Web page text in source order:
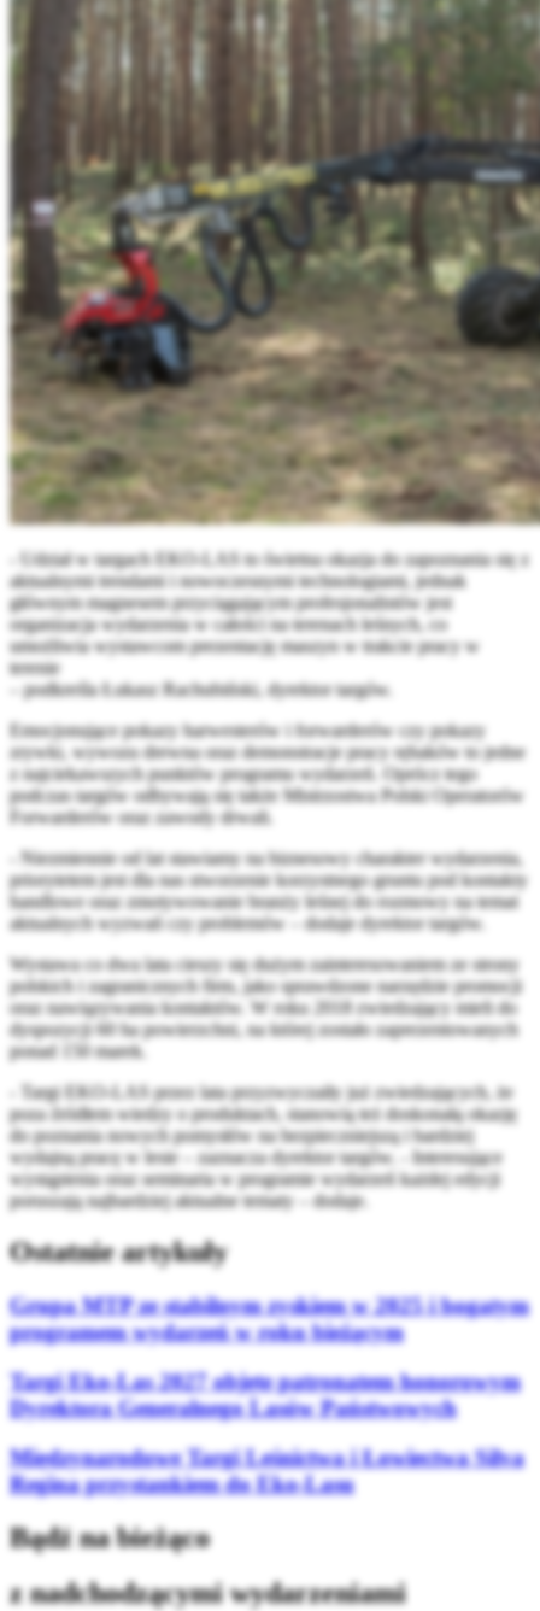
- Udział w targach EKO-LAS to świetna okazja do zapoznania się z
aktualnymi trendami i nowoczesnymi technologiami, jednak
głównym magnesem przyciągającym profesjonalistów jest
organizacja wydarzenia w całości na terenach leśnych, co
umożliwia wystawcom prezentację maszyn w trakcie pracy w
terenie
– podkreśla Łukasz Rachubiński, dyrektor targów.
Emocjonujące pokazy harwesterów i forwarderów czy pokazy
zrywki, wywozu drewna oraz demonstracje pracy rębaków to jedne
z najciekawszych punktów programu wydarzeń. Oprócz tego
podczas targów odbywają się także Mistrzostwa Polski Operatorów
Forwarderów oraz zawody drwali.
- Niezmiennie od lat stawiamy na biznesowy charakter wydarzenia,
priorytetem jest dla nas stworzenie korzystnego gruntu pod kontakty
handlowe oraz zmotywowanie branży leśnej do rozmowy na temat
aktualnych wyzwań czy problemów – dodaje dyrektor targów.
Wystawa co dwa lata cieszy się dużym zainteresowaniem ze strony
polskich i zagranicznych firm, jako sprawdzone narzędzie promocji
oraz nawiązywania kontaktów. W roku 2018 zwiedzający mieli do
dyspozycji 60 ha powierzchni, na której zostało zaprezentowanych
ponad 150 marek.
- Targi EKO-LAS przez lata przyzwyczaiły już zwiedzających, że
poza źródłem wiedzy o produktach, stanowią też doskonałą okazję
do poznania nowych pomysłów na bezpieczniejszą i bardziej
wydajną pracę w lesie – zaznacza dyrektor targów. - Interesujące
wystąpienia oraz seminaria w programie wydarzeń każdej edycji
poruszają najbardziej aktualne tematy – dodaje.
Ostatnie artykuły
Grupa MTP ze stabilnym zyskiem w 2025 i bogatym
programem wydarzeń w roku bieżącym
Targi Eko-Las 2027 objęte patronatem honorowym
Dyrektora Generalnego Lasów Państwowych
Międzynarodowe Targi Leśnictwa i Łowiectwa Silva
Regina przystankiem do Eko-Lasu
Bądź na bieżąco
z nadchodzącymi wydarzeniami